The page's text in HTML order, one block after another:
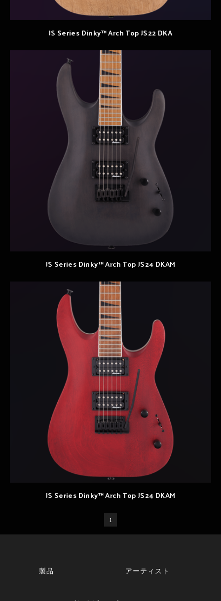
JS Series Dinky™ Arch Top JS22 DKA
JS Series Dinky™ Arch Top JS24 DKAM
JS Series Dinky™ Arch Top JS24 DKAM
1
製品 アーティスト